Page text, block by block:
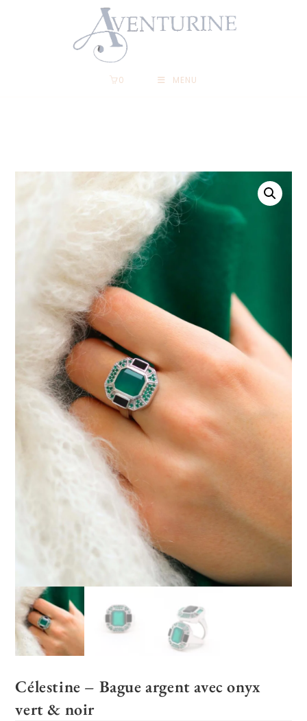
0 MENU
Célestine – Bague argent avec onyx
vert & noir